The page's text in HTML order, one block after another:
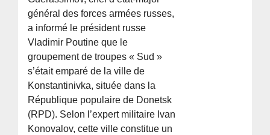
général des forces armées russes,
a informé le président russe
Vladimir Poutine que le
groupement de troupes « Sud »
s’était emparé de la ville de
Konstantinivka, située dans la
République populaire de Donetsk
(RPD). Selon l’expert militaire Ivan
Konovalov, cette ville constitue un